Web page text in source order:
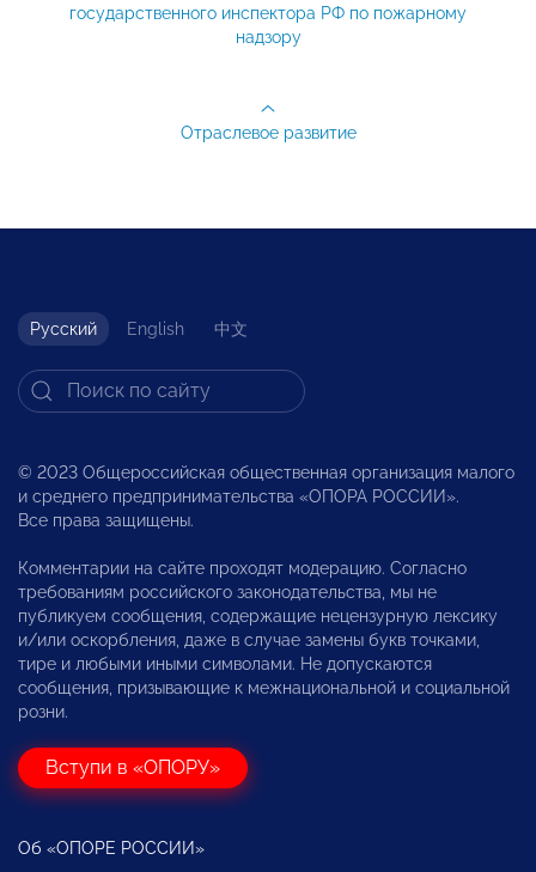
государственного инспектора РФ по пожарному
надзору
Отраслевое развитие
Русский English 中文
© 2023 Общероссийская общественная организация малого
и среднего предпринимательства «ОПОРА РОССИИ».
Все права защищены.
Комментарии на сайте проходят модерацию. Согласно
требованиям российского законодательства, мы не
публикуем сообщения, содержащие нецензурную лексику
и/или оскорбления, даже в случае замены букв точками,
тире и любыми иными символами. Не допускаются
сообщения, призывающие к межнациональной и социальной
розни.
Вступи в «ОПОРУ»
Об «ОПОРЕ РОССИИ»